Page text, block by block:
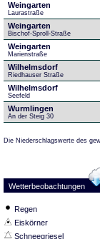
Weingarten
Laurastraße
Weingarten
Bischof-Sproll-Straße
Weingarten
Marienstraße
Wilhelmsdorf
Riedhauser Straße
Wilhelmsdorf
Seefeld
Wurmlingen
An der Steig 30
Die Niederschlagswerte des
Wetterbeobachtungen
Regen
Eiskörner
Schneegriesel